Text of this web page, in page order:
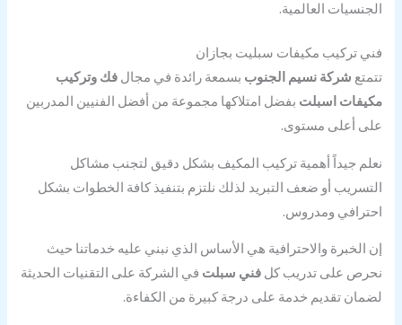
الجنسيات العالمية.
فني تركيب مكيفات سبليت بجازان
تتمتع شركة نسيم الجنوب بسمعة رائدة في مجالفك وتركيب
مكيفات اسبلت بفضل امتلاكها مجموعة من أفضل الفنيين المدربين
على أعلى مستوى.
نعلم جيداً أهمية تركيب المكيف بشكل دقيق لتجنب مشاكل
التسريب أو ضعف التبريد لذلك نلتزم بتنفيذ كافة الخطوات بشكل
احترافي ومدروس.
إن الخبرة والاحترافية هي الأساس الذي نبني عليه خدماتنا حيث
نحرص على تدريب كلفني سبلت في الشركة على التقنيات الحديثة
لضمان تقديم خدمة على درجة كبيرة من الكفاءة.